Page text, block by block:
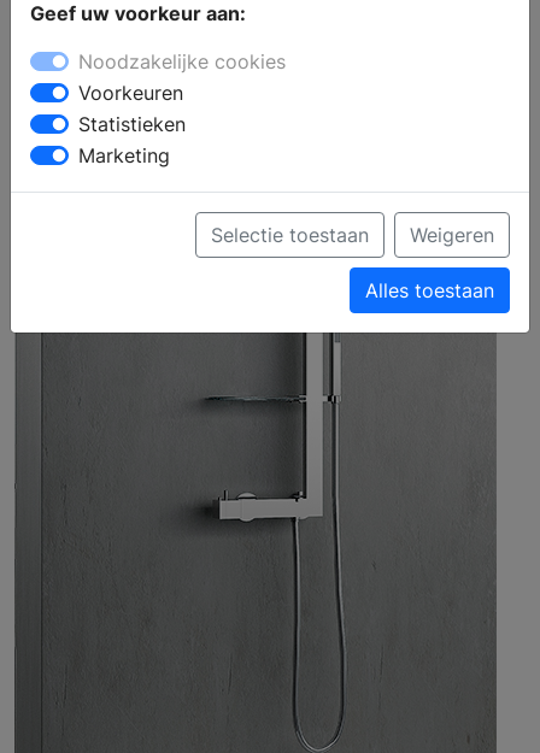
Geef uw voorkeur aan:
Noodzakelijke cookies
Voorkeuren
Statistieken
Marketing
Selectie toestaan Weigeren
Alles toestaan